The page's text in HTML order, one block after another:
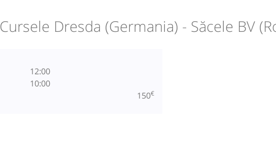
Cursele Dresda (Germania) - Săcele BV
12:00
10:00
150€